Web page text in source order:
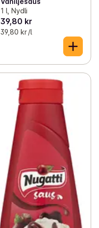
1 l, Nydli
39,80 kr
39,80 kr /l